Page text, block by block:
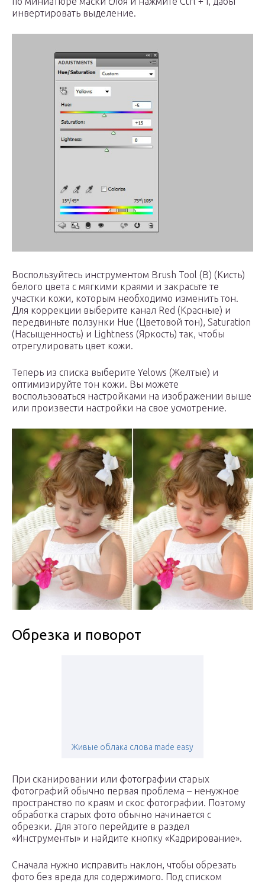
инвертировать выделение.
Воспользуйтесь инструментом Brush Tool (B) (Кисть)
белого цвета с мягкими краями и закрасьте те
участки кожи, которым необходимо изменить тон.
Для коррекции выберите канал Red (Красные) и
передвиньте ползунки Hue (Цветовой тон), Saturation
(Насыщенность) и Lightness (Яркость) так, чтобы
отрегулировать цвет кожи.
Теперь из списка выберите Yelows (Желтые) и
оптимизируйте тон кожи. Вы можете
воспользоваться настройками на изображении выше
или произвести настройки на свое усмотрение.
Обрезка и поворот
Живые облака слова made easy
При сканировании или фотографии старых
фотографий обычно первая проблема – ненужное
пространство по краям и скос фотографии. Поэтому
обработка старых фото обычно начинается с
обрезки. Для этого перейдите в раздел
«Инструменты» и найдите кнопку «Кадрирование».
Сначала нужно исправить наклон, чтобы обрезать
фото без вреда для содержимого. Под списком